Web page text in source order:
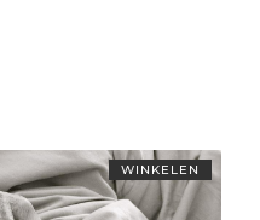
WINKELEN